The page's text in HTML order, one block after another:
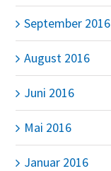
September 2016
August 2016
Juni 2016
Mai 2016
Januar 2016